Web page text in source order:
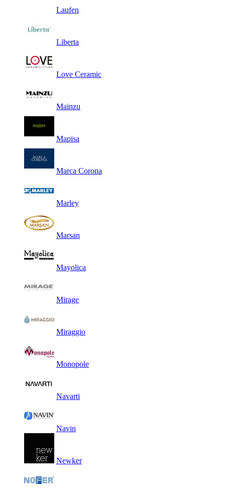
Laufen
Liberta
Love Ceramic
Mainzu
Mapisa
Marca Corona
Marley
Marsan
Mayolica
Mirage
Miraggio
Monopole
Navarti
Navin
Newker